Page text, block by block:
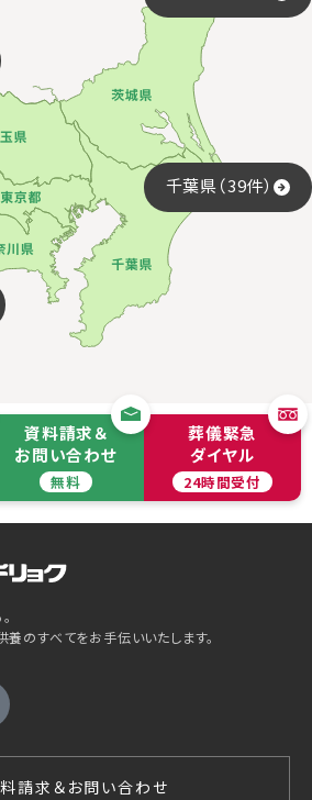
千葉県（39件）
資料請求＆
お問い合わせ
無料
葬儀緊急
ダイヤル
24時間受付
養のすべてをお手伝いいたします。
請求＆お問い合わせ